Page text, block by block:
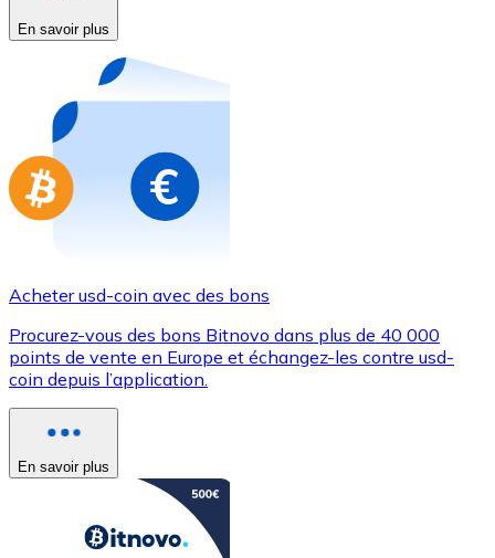
Nouveau
Achetez des cartes-cadeaux de vos marques
Aller à la boutique de cartes-cadeaux
En savoir plus
Acheter usd-coin avec des bons
Procurez-vous des bons Bitnovo dans plus de 40 000
points de vente en Europe et échangez-les contre usd-
coin depuis l’application.
En savoir plus